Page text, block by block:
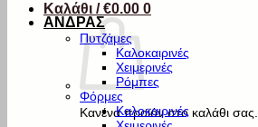
Καλάθι /€0.00 0
Κανένα προϊόν στο καλάθι σας.
ΑΝΔΡΑΣ
Πυτζάμες
Καλοκαιρινές
Χειμερινές
Ρόμπες
Φόρμες
Καλοκαιρινές